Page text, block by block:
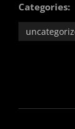
Categories: